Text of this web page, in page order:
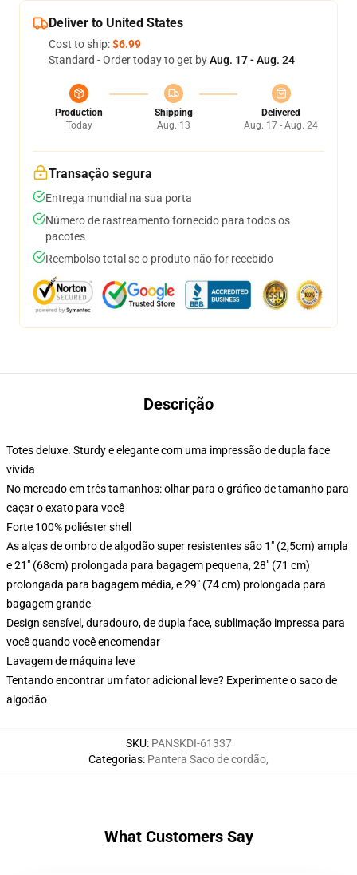
Deliver to United States
Cost to ship:$6.99
Standard - Order today to get byAug. 17 - Aug. 24
Production
Today
Shipping
Aug. 13
Delivered
Aug. 17 - Aug. 24
Transação segura
Entrega mundial na sua porta
Número de rastreamento fornecido para todos os
pacotes
Reembolso total se o produto não for recebido
Descrição
Totes deluxe. Sturdy e elegante com uma impressão de dupla face
vívida
No mercado em três tamanhos: olhar para o gráfico de tamanho para
caçar o exato para você
Forte 100% poliéster shell
As alças de ombro de algodão super resistentes são 1" (2,5cm) ampla
e 21" (68cm) prolongada para bagagem pequena, 28" (71 cm)
prolongada para bagagem média, e 29" (74 cm) prolongada para
bagagem grande
Design sensível, duradouro, de dupla face, sublimação impressa para
você quando você encomendar
Lavagem de máquina leve
Tentando encontrar um fator adicional leve? Experimente o saco de
algodão
SKU: PANSKDI-61337
Categorias: Pantera Saco de cordão,
What Customers Say